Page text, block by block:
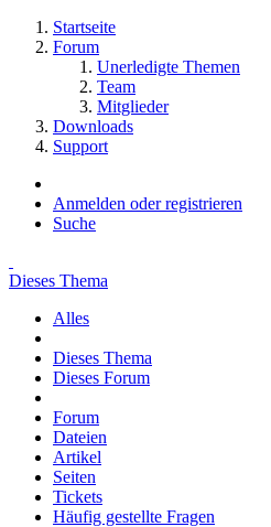
Startseite
Forum
Unerledigte Themen
Team
Mitglieder
Downloads
Support
Anmelden oder registrieren
Suche
Dieses Thema
Alles
Dieses Thema
Dieses Forum
Forum
Dateien
Artikel
Seiten
Tickets
Häufig gestellte Fragen